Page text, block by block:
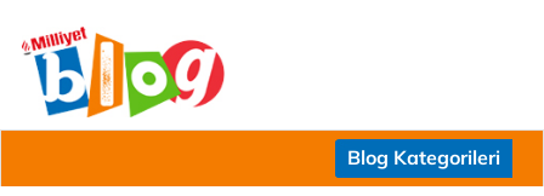
Blog Kategorileri